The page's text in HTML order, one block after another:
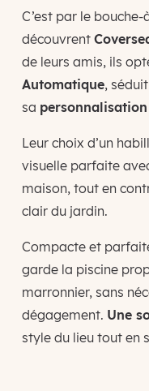
C’est par le
découvrent
de leurs amis, ils
Automatique,
sa
Leur choix d’un
visuelle parfaite
maison, tout en
clair du jardin.
Compacte et
garde la piscine
marronnier, sans
dégagement. Une
style du lieu tout en